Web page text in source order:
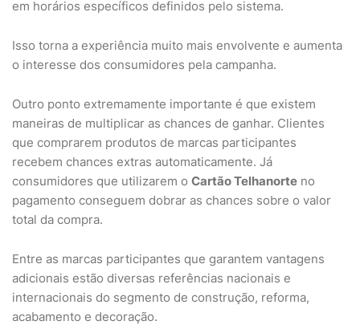
em horários específicos definidos pelo sistema.
Isso torna a experiência muito mais envolvente e aumenta
o interesse dos consumidores pela campanha.
Outro ponto extremamente importante é que existem
maneiras de multiplicar as chances de ganhar. Clientes
que comprarem produtos de marcas participantes
recebem chances extras automaticamente. Já
consumidores que utilizarem o Cartão Telhanorte no
pagamento conseguem dobrar as chances sobre o valor
total da compra.
Entre as marcas participantes que garantem vantagens
adicionais estão diversas referências nacionais e
internacionais do segmento de construção, reforma,
acabamento e decoração.